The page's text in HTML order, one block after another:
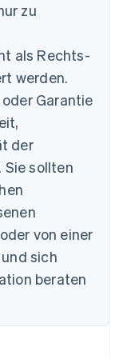
zu
als Rechts-
werden.
Garantie
der
sollten
von einer
sich
beraten